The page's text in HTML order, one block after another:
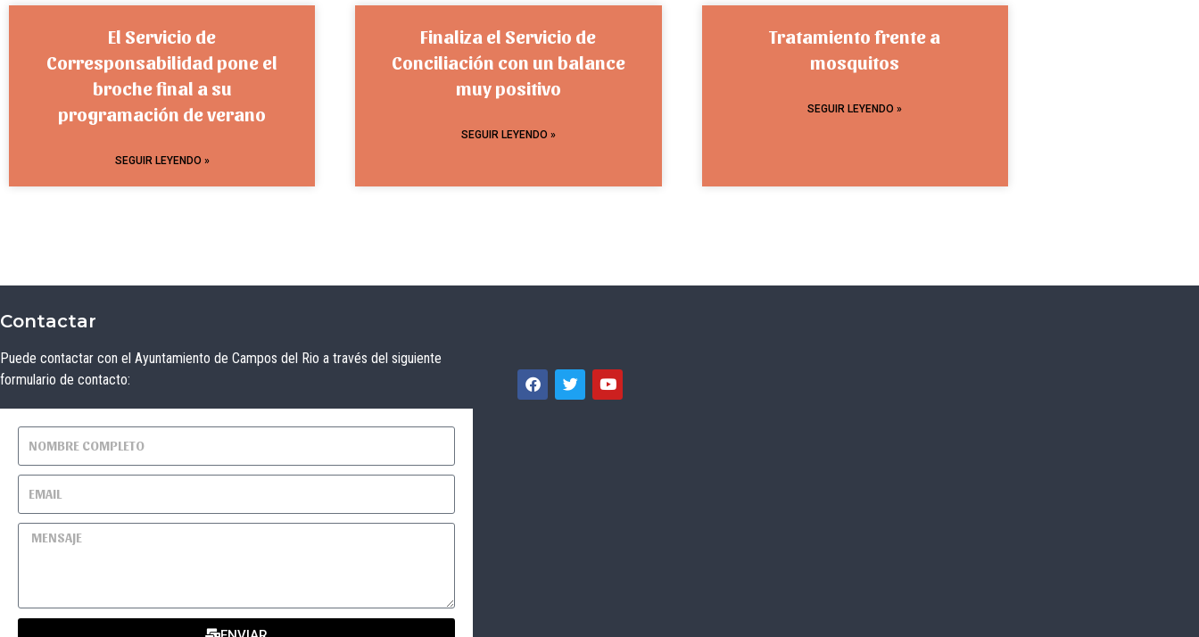
El Servicio de
Corresponsabilidad pone el
broche final a su
programación de verano
SEGUIR LEYENDO »
Finaliza el Servicio de
Conciliación con un balance
muy positivo
SEGUIR LEYENDO »
Tratamiento frente a
mosquitos
SEGUIR LEYENDO »
Contactar
Puede contactar con el Ayuntamiento de Campos del Rio a través del siguiente
formulario de contacto: